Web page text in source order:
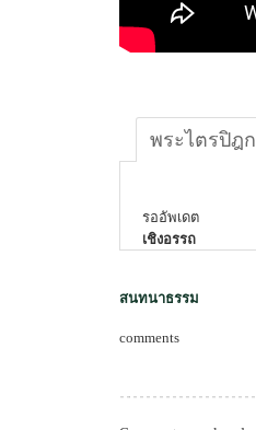
พระไตรปิฎก
รออัพเดต
เชิงอรรถ
สนทนาธรรม
comments